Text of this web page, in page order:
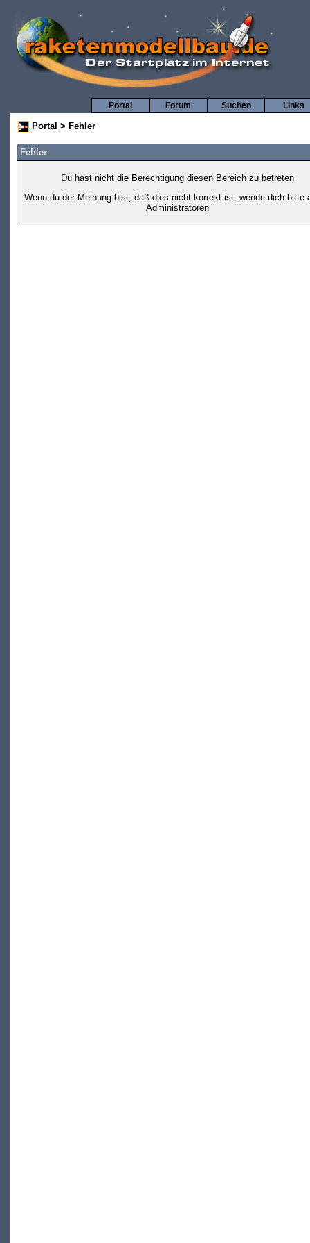
Links
Suchen
Forum
Portal
Portal > Fehler
Fehler
Du hast nicht die Berechtigung diesen Bereich zu betreten
Wenn du der Meinung bist, daß dies nicht korrekt ist, wende dich bitte
Administratoren